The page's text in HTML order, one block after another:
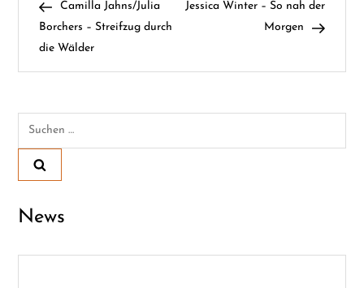
e
r
a
g
PostCamilla Jahns/Julia
Borchers – Streifzug durch
die Wälder
Post
Jessica Winter – So nah der
Morgen
Suchen
News